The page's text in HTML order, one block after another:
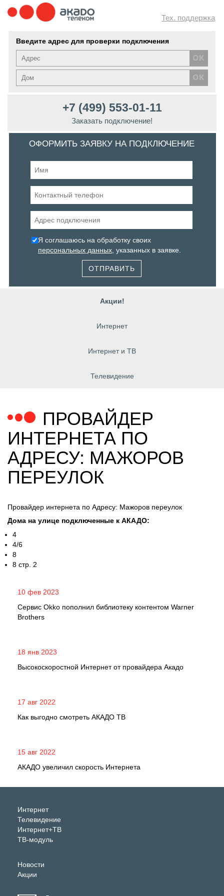
Тех. поддержка
Введите адрес для проверки подключения
+7 (499) 553-01-11
Заказать подключение!
ОФОРМИТЬ ЗАЯВКУ НА ПОДКЛЮЧЕНИЕ
Я соглашаюсь на обработку своих
персональных данных , указанных в заявке.
ОТПРАВИТЬ
Акции!
Интернет
Интернет и ТВ
Телевидение
ПРОВАЙДЕР
ИНТЕРНЕТА ПО
АДРЕСУ: МАЖОРОВ
ПЕРЕУЛОК
Провайдер интернета по Адресу: Мажоров переулок
Дома на улице подключенные к АКАДО:
4
4/6
8
8 стр. 2
10 фев 2023
Сервис Okko пополнил библиотеку контентом Warner
Brothers
18 янв 2023
Высокоскоростной Интернет от провайдера Акадо
17 авг 2022
Как выгодно смотреть АКАДО ТВ
15 авг 2022
АКАДО увеличил скорость Интернета
Интернет
Телевидение
Интернет+ТВ
ТВ-модуль
Новости
Акции